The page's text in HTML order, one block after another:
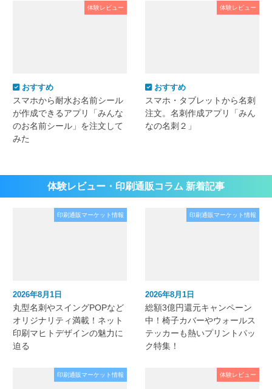
体験レビュー
おすすめ
スマホから耐水お名前シール
が作成できるアプリ「みんな
のお名前シール」を注文して
みた
体験レビュー
おすすめ
スマホ・タブレットから名刺
注文。名刺作成アプリ「みん
なの名刺２」
体験レビュー・印刷通販コラム 新着記事
印刷通販マーケット情報
2026年8月1日
丸型名刺やスイングPOPなど
オリジナリティ満載！ネット
印刷マヒトデザインの魅力に
迫る
印刷通販マーケット情報
2026年8月1日
総額3億円還元キャンペーン
中！椅子カバーやウォールス
テッカーも熱いプリントパッ
ク特集！
印刷通販マーケット情報 体験レビュー